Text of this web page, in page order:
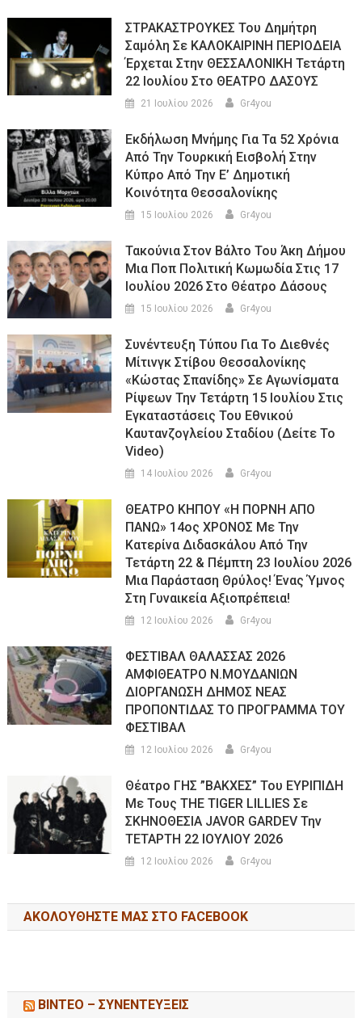
ΣΤΡΑΚΑΣΤΡΟΥΚΕΣ Του Δημήτρη
Σαμόλη Σε ΚΑΛΟΚΑΙΡΙΝΗ ΠΕΡΙΟΔΕΙΑ
Έρχεται Στην ΘΕΣΣΑΛΟΝΙΚΗ Τετάρτη
22 Ιουλίου Στο ΘΕΑΤΡΟ ΔΑΣΟΥΣ
21 Ιουλίου 2026 Gr4you
Εκδήλωση Μνήμης Για Τα 52 Χρόνια
Από Την Τουρκική Εισβολή Στην
Κύπρο Από Την Ε’ Δημοτική
Κοινότητα Θεσσαλονίκης
15 Ιουλίου 2026 Gr4you
Τακούνια Στον Βάλτο Του Άκη Δήμου
Μια Ποπ Πολιτική Κωμωδία Στις 17
Ιουλίου 2026 Στο Θέατρο Δάσους
15 Ιουλίου 2026 Gr4you
Συνέντευξη Τύπου Για Το Διεθνές
Μίτινγκ Στίβου Θεσσαλονίκης
«Κώστας Σπανίδης» Σε Αγωνίσματα
Ρίψεων Την Τετάρτη 15 Ιουλίου Στις
Εγκαταστάσεις Του Εθνικού
Καυτανζογλείου Σταδίου (Δείτε Το
Video)
14 Ιουλίου 2026 Gr4you
ΘΕΑΤΡΟ ΚΗΠΟΥ «Η ΠΟΡΝΗ ΑΠΟ
ΠΑΝΩ» 14ος ΧΡΟΝΟΣ Με Την
Κατερίνα Διδασκάλου Από Την
Τετάρτη 22 & Πέμπτη 23 Ιουλίου 2026
Μια Παράσταση Θρύλος! Ένας Ύμνος
Στη Γυναικεία Αξιοπρέπεια!
12 Ιουλίου 2026 Gr4you
ΦΕΣΤΙΒΑΛ ΘΑΛΑΣΣΑΣ 2026
ΑΜΦΙΘΕΑΤΡΟ Ν.ΜΟΥΔΑΝΙΩΝ
ΔΙΟΡΓΑΝΩΣΗ ΔΗΜΟΣ ΝΕΑΣ
ΠΡΟΠΟΝΤΙΔΑΣ ΤΟ ΠΡΟΓΡΑΜΜΑ ΤΟΥ
ΦΕΣΤΙΒΑΛ
12 Ιουλίου 2026 Gr4you
Θέατρο ΓΗΣ ”ΒΑΚΧΕΣ” Του ΕΥΡΙΠΙΔΗ
Με Τους THE TIGER LILLIES Σε
ΣΚΗΝΟΘΕΣΙΑ JAVOR GARDEV Την
ΤΕΤΑΡΤΗ 22 ΙΟΥΛΙΟΥ 2026
12 Ιουλίου 2026 Gr4you
ΑΚΟΛΟΥΘΉΣΤΕ ΜΑΣ ΣΤΟ FACEBOOK
ΒΙΝΤΕΟ – ΣΥΝΕΝΤΕΥΞΕΙΣ